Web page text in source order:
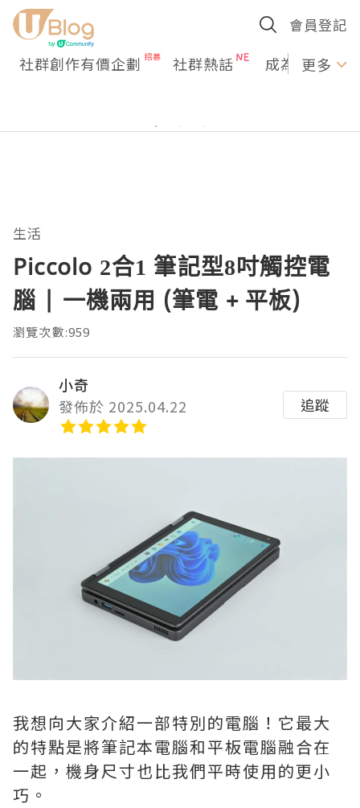
會員登記
社群創作有價企劃 社群熱話 成為U更多
生活
Piccolo 2合1 筆記型8吋觸控電
腦 | 一機兩用 (筆電 + 平板)
瀏覽次數:959
小奇
發佈於 2025.04.22
追蹤
我想向大家介紹一部特別的電腦！它最大
的特點是將筆記本電腦和平板電腦融合在
一起，機身尺寸也比我們平時使用的更小
巧。